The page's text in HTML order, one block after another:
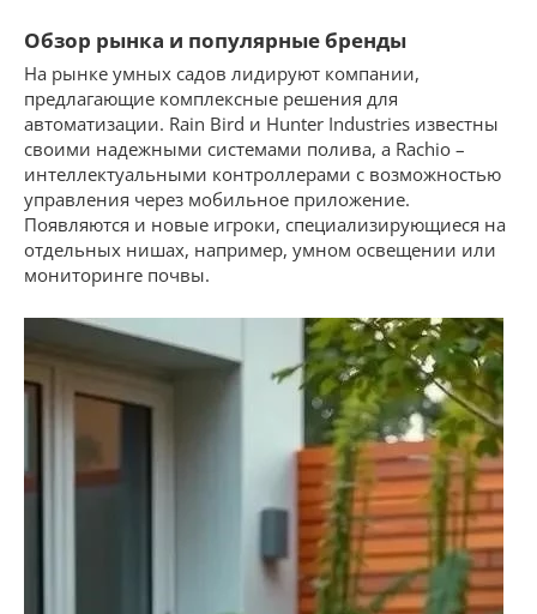
Обзор рынка и популярные бренды
На рынке умных садов лидируют компании,
предлагающие комплексные решения для
автоматизации. Rain Bird и Hunter Industries известны
своими надежными системами полива, а Rachio –
интеллектуальными контроллерами с возможностью
управления через мобильное приложение.
Появляются и новые игроки, специализирующиеся на
отдельных нишах, например, умном освещении или
мониторинге почвы.